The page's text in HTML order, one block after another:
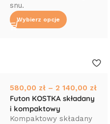
snu.
Wybierz opcje
580,00 zł – 2 140,00 zł
Futon KOSTKA składany
i kompaktowy
Kompaktowy składany